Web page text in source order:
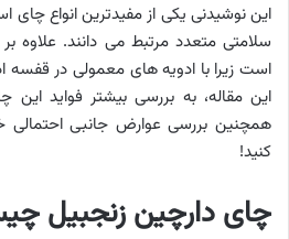
این نوشیدنی یکی از مفیدترین انواع چای
سلامتی متعدد مرتبط می دانند. علاوه
است زیرا با ادویه های معمولی در
این مقاله، به بررسی بیشتر فواید
همچنین بررسی عوارض جانبی احتمالی
کنید!
چای دارچین زنجبیل